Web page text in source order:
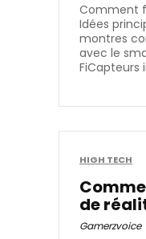
Comment
Idées
montres
avec le
FiCapteurs
HIGH TECH
de
Gamerzvoice